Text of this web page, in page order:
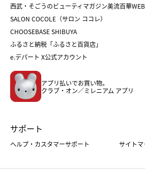
ホワイトデー
バレンタイン
ホワイ
おせち
フード
ホーム・キッチン＆アート
西武・そごうのビューティマガジン美流百華WEB
SALON COCOLE（サロン ココレ）
CHOOSEBASE SHIBUYA
ふるさと納税「ふるさと百貨店」
e.デパート X公式アカウント
アプリ払いでお買い物。
クラブ・オン／ミレニアム アプリ
サポート
ヘルプ・カスタマーサポート サイトマ